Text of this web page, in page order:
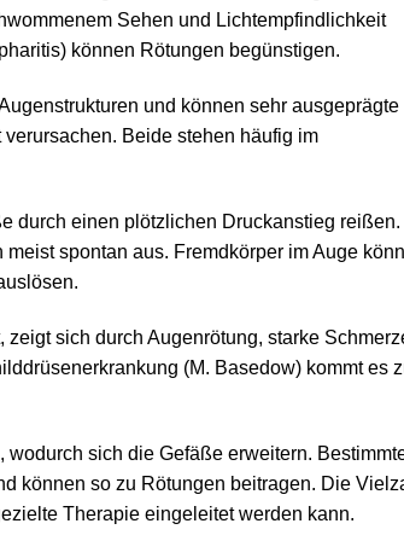
Sehen und Lichtempfindlichkeit
können Rötungen begünstigen.
und können sehr ausgeprägte
Beide stehen häufig im
durch einen plötzlichen Druckanstieg reißen.
spontan aus. Fremdkörper im Auge
sich durch Augenrötung, starke
(M. Basedow) kommt es
sich die Gefäße erweitern.
können so zu Rötungen beitragen. Die
Therapie eingeleitet werden kann.